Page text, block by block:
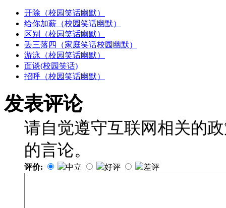
开除（校园笑话幽默）
给你加薪（校园笑话幽默）
区别（校园笑话幽默）
丢三落四（家庭笑话校园幽默）
游泳（校园笑话幽默）
面谈(校园笑话)
招呼（校园笑话幽默）
发表评论
请自觉遵守互联网相关的
的言论。
评价: 中立 好评 差评